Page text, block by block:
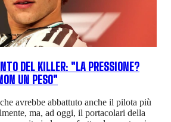
DEL KILLER: "LA PRESSIONE?
UN PESO"
avrebbe abbattuto anche il pilota più
ma, ad oggi, il portacolari della